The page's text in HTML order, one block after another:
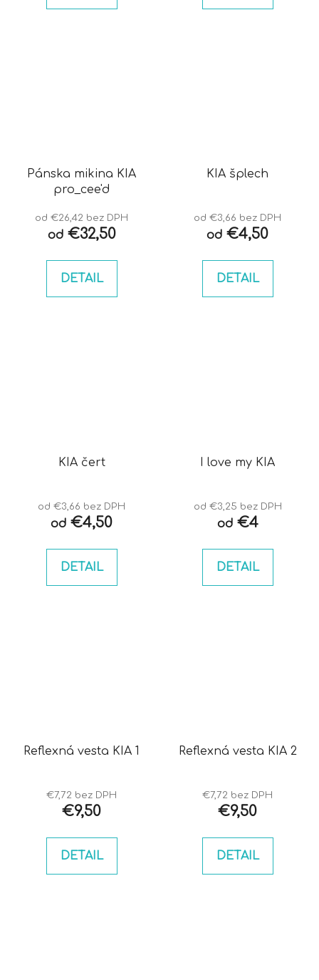
Pánska mikina KIA
pro_cee'd
od €26,42 bez DPH
od€32,50
DETAIL
KIA šplech
od €3,66 bez DPH
od €4,50
DETAIL
KIA čert
od €3,66 bez DPH
od €4,50
DETAIL
I love my KIA
od €3,25 bez DPH
od€4
DETAIL
Reflexná vesta KIA 1
€7,72 bez DPH
€9,50
DETAIL
Reflexná vesta KIA 2
€7,72 bez DPH
€9,50
DETAIL